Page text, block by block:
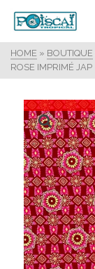
HOME » BOUTIQUE
ROSE IMPRIMÉ JAP